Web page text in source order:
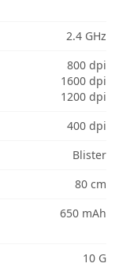
2.4 GHz
800 dpi
1600 dpi
1200 dpi
400 dpi
Blister
80 cm
650 mAh
10 G